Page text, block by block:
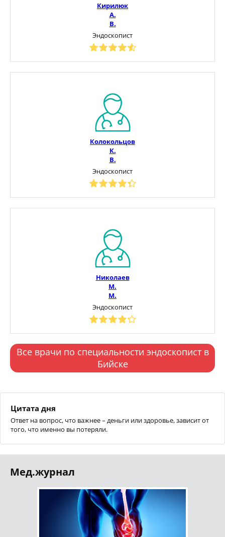
Кирилюк
А.
В.
Эндоскопист
Колокольцов
К.
В.
Эндоскопист
Николаев
М.
М.
Эндоскопист
Все врачи по специальности эндоскопист в
Бийске
Цитата дня
Ответ на вопрос, что важнее – деньги или здоровье, зависит от
того, что именно вы потеряли.
Мед.журнал